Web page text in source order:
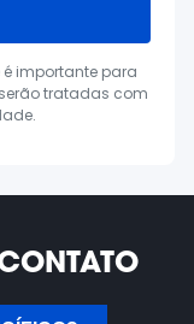
importante para
tratadas com